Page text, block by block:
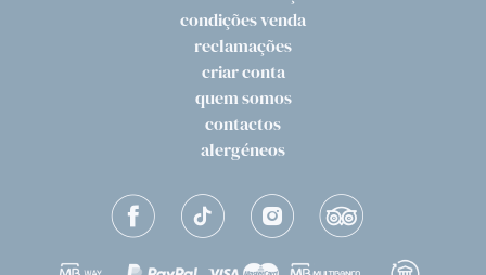
condições venda
reclamações
criar conta
quem somos
contactos
alergéneos